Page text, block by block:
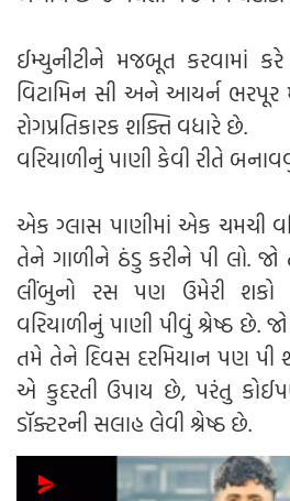
ઈમ્યુનીટીને મજબૂત કરવામાં
વિટામિન સી અને આયર્ન ભરપૂર
રોગપ્રતિકારક શક્તિ વધારે છે.
વરિયાળીનું પાણી કેવી રીતે
એક ગ્લાસ પાણીમાં એક ચમચી
તેને ગાળીને ઠંડુ કરીને પી લો. જો
લીંબુનો રસ પણ ઉમેરી શકો
વરિયાળીનું પાણી પીવું શ્રેષ્ઠ છે.
તમે તેને દિવસ દરમિયાન પણ પી
એ કુદરતી ઉપાય છે, પરંતુ
ડૉક્ટરની સલાહ લેવી શ્રેષ્ઠ છે.